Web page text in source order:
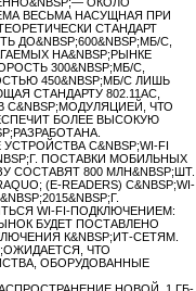
ВЕСЬМА НАСУЩНАЯ ПРИ
СТАНДАРТ
С,
НА&NBSP;РЫНКЕ
300&NBSP;МБ/С,
450&NBSP;МБ/С ЛИШЬ
СТАНДАРТУ 802.11AC,
ЧТО
БОЛЕЕ ВЫСОКУЮ
С&NBSP;WI-FI
ПОСТАВКИ МОБИЛЬНЫХ
СОСТАВЯТ 800 МЛН&NBSP;ШТ.
(E-READERS) С&NBSP;WI-
WI-FI-ПОДКЛЮЧЕНИЕМ:
БУДЕТ ПОСТАВЛЕНО
К&NBSP;ИТ-СЕТЯМ.
ЧТО
ОБОРУДОВАННЫЕ